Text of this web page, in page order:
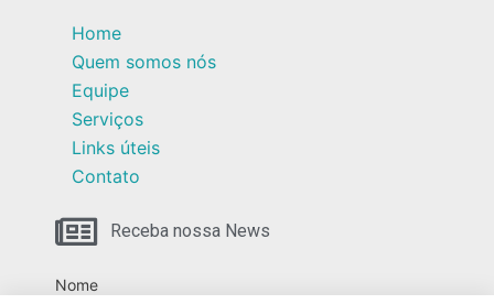
Home
Quem somos nós
Equipe
Serviços
Links úteis
Contato
Receba nossa News
Nome